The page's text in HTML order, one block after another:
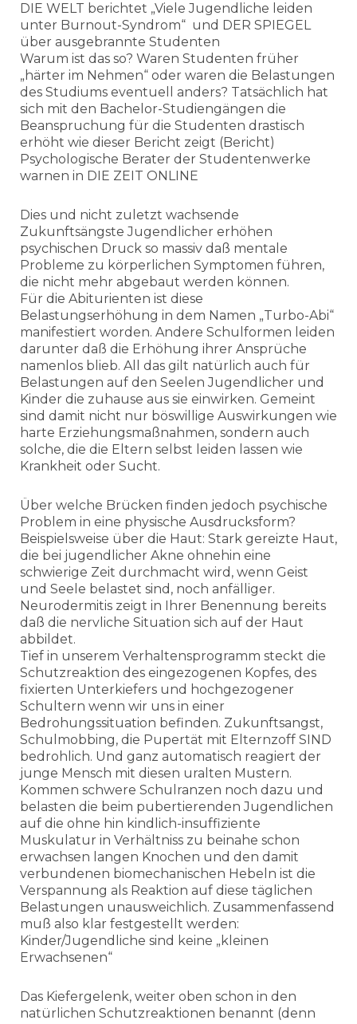
DIE WELT berichtet „Viele Jugendliche leiden
unter Burnout-Syndrom“ und DER SPIEGEL
über ausgebrannte Studenten
Warum ist das so? Waren Studenten früher
„härter im Nehmen“ oder waren die Belastungen
des Studiums eventuell anders? Tatsächlich hat
sich mit den Bachelor-Studiengängen die
Beanspruchung für die Studenten drastisch
erhöht wie dieser Bericht zeigt (Bericht)
Psychologische Berater der Studentenwerke
warnen in DIE ZEIT ONLINE
Dies und nicht zuletzt wachsende
Zukunftsängste Jugendlicher erhöhen
psychischen Druck so massiv daß mentale
Probleme zu körperlichen Symptomen führen,
die nicht mehr abgebaut werden können.
Für die Abiturienten ist diese
Belastungserhöhung in dem Namen „Turbo-Abi“
manifestiert worden. Andere Schulformen leiden
darunter daß die Erhöhung ihrer Ansprüche
namenlos blieb. All das gilt natürlich auch für
Belastungen auf den Seelen Jugendlicher und
Kinder die zuhause aus sie einwirken. Gemeint
sind damit nicht nur böswillige Auswirkungen wie
harte Erziehungsmaßnahmen, sondern auch
solche, die die Eltern selbst leiden lassen wie
Krankheit oder Sucht.
Über welche Brücken finden jedoch psychische
Problem in eine physische Ausdrucksform?
Beispielsweise über die Haut: Stark gereizte Haut,
die bei jugendlicher Akne ohnehin eine
schwierige Zeit durchmacht wird, wenn Geist
und Seele belastet sind, noch anfälliger.
Neurodermitis zeigt in Ihrer Benennung bereits
daß die nervliche Situation sich auf der Haut
abbildet.
Tief in unserem Verhaltensprogramm steckt die
Schutzreaktion des eingezogenen Kopfes, des
fixierten Unterkiefers und hochgezogener
Schultern wenn wir uns in einer
Bedrohungssituation befinden. Zukunftsangst,
Schulmobbing, die Pupertät mit Elternzoff SIND
bedrohlich. Und ganz automatisch reagiert der
junge Mensch mit diesen uralten Mustern.
Kommen schwere Schulranzen noch dazu und
belasten die beim pubertierenden Jugendlichen
auf die ohne hin kindlich-insuffiziente
Muskulatur in Verhältniss zu beinahe schon
erwachsen langen Knochen und den damit
verbundenen biomechanischen Hebeln ist die
Verspannung als Reaktion auf diese täglichen
Belastungen unausweichlich. Zusammenfassend
muß also klar festgestellt werden:
Kinder/Jugendliche sind keine „kleinen
Erwachsenen“
Das Kiefergelenk, weiter oben schon in den
natürlichen Schutzreaktionen benannt (denn